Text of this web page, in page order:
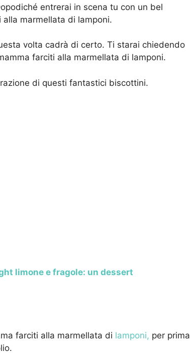
entrerai in scena tu con un bel
marmellata di lamponi.
volta cadrà di certo. Ti starai chiedendo
farciti alla marmellata di lamponi.
di questi fantastici biscottini.
limone e fragole: un dessert
farciti alla marmellata di lamponi, per prima